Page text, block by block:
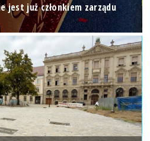
jest już członkiem zarządu